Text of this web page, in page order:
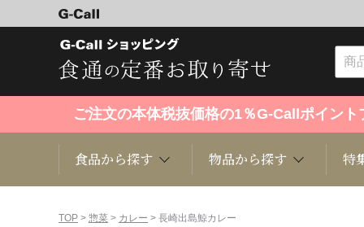
ご注文の本体税抜価格の1％G-Callポイン
食品から探す 物品から探す 特
TOP > 惣菜 > カレー > 長崎出島鯨カレー